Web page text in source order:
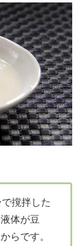
撹拌した
体が豆
らです。